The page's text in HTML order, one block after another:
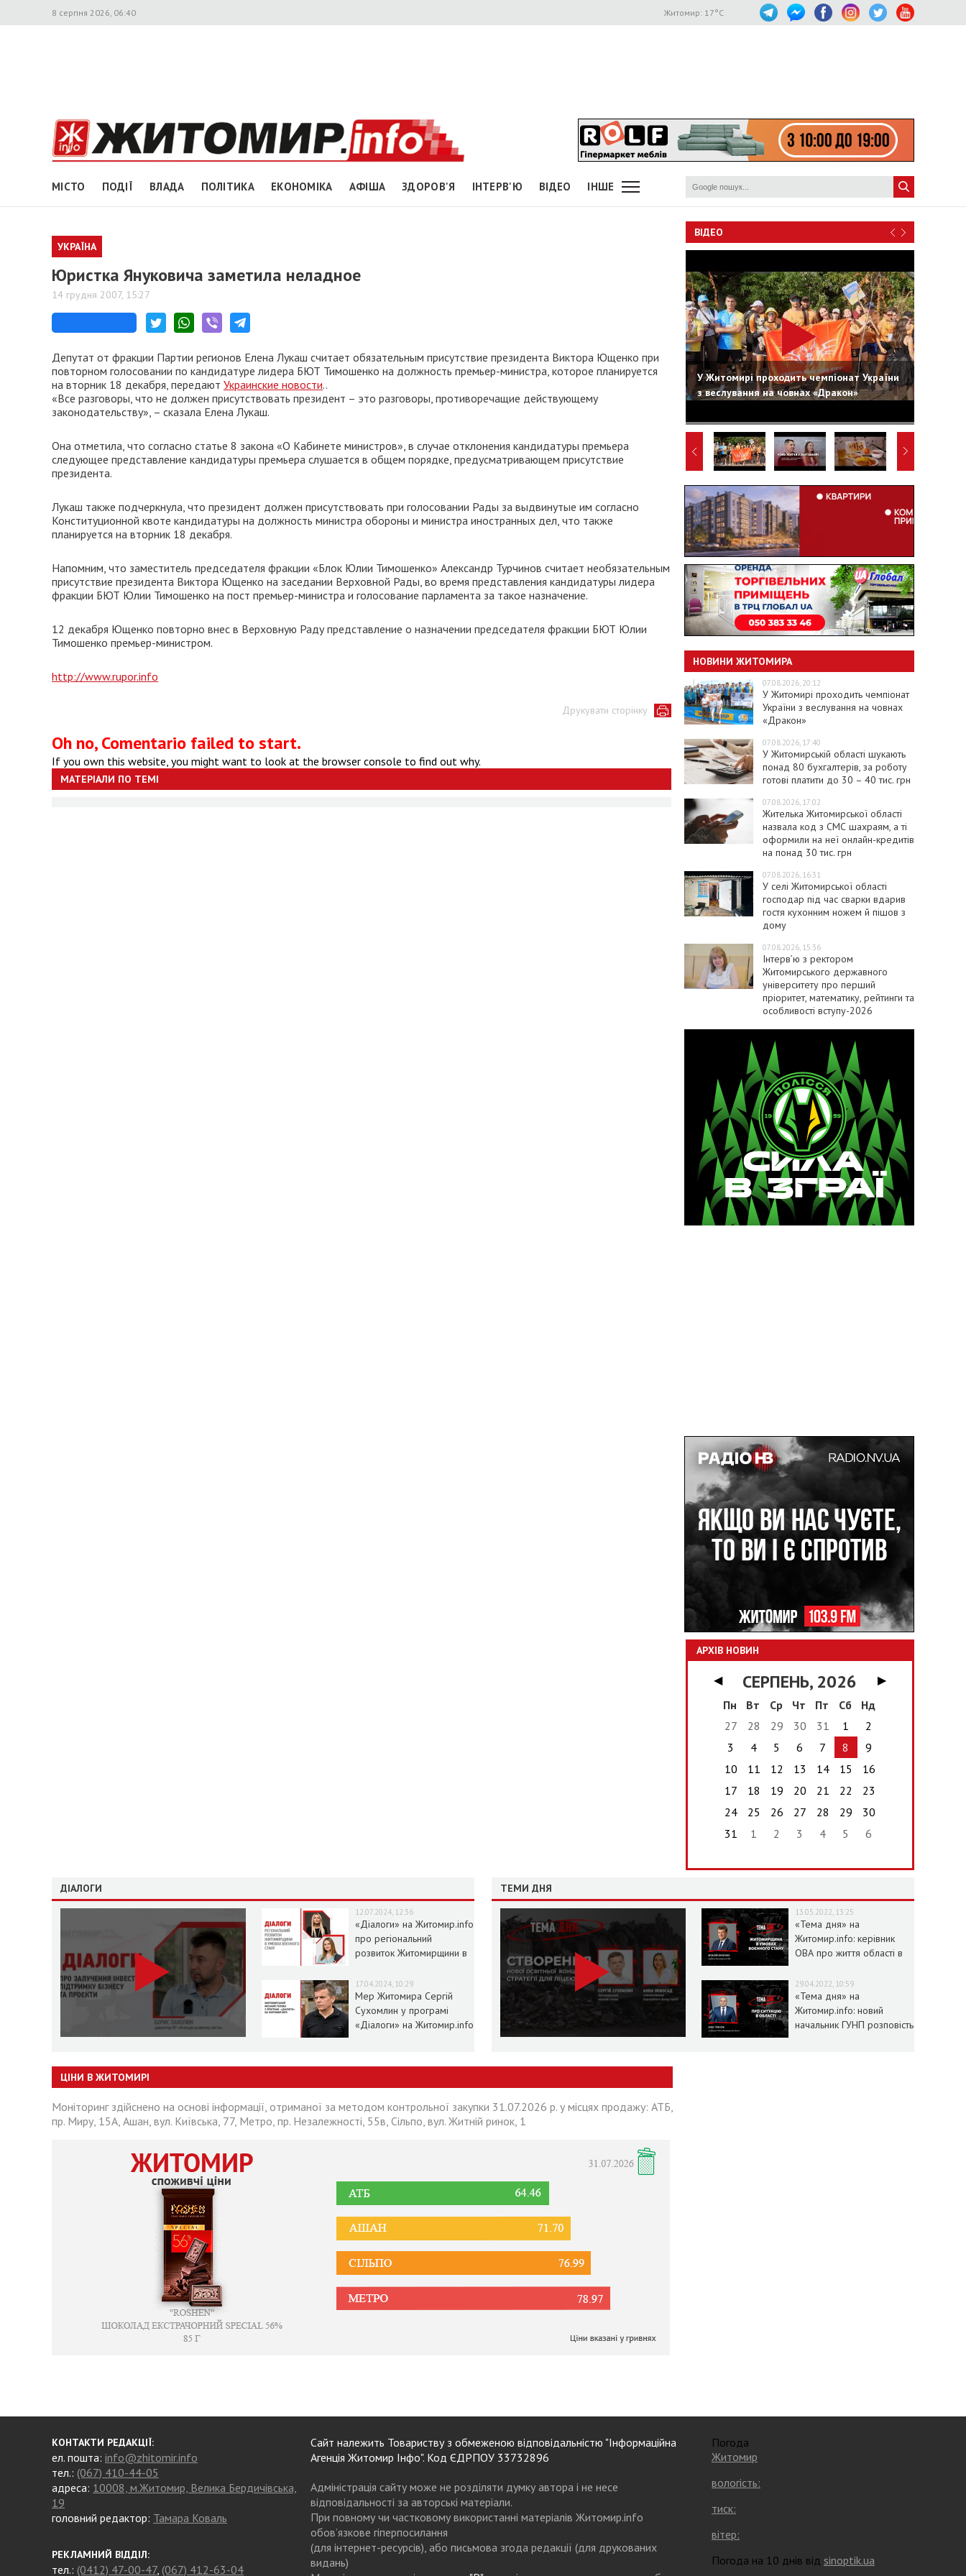
8 серпня 2026, 06:40 Житомир: 17°C
МІСТО ПОДІЇ ВЛАДА ПОЛІТИКА ЕКОНОМІКА АФІША ЗДОРОВ'Я ІНТЕРВ'Ю ВІДЕО ІНШЕ
УКРАЇНА
Юристка Януковича заметила неладное
14 грудня 2007, 15:27
Депутат от фракции Партии регионов Елена Лукаш считает обязательным присутствие президента Виктора Ющенко при
повторном голосовании по кандидатуре лидера БЮТ Тимошенко на должность премьер-министра, которое планируется
на вторник 18 декабря, передают Украинские новости..
«Все разговоры, что не должен присутствовать президент – это разговоры, противоречащие действующему
законодательству», – сказала Елена Лукаш.
Она отметила, что согласно статье 8 закона «О Кабинете министров», в случае отклонения кандидатуры премьера
следующее представление кандидатуры премьера слушается в общем порядке, предусматривающем присутствие
президента.
Лукаш также подчеркнула, что президент должен присутствовать при голосовании Рады за выдвинутые им согласно
Конституционной квоте кандидатуры на должность министра обороны и министра иностранных дел, что также
планируется на вторник 18 декабря.
Напомним, что заместитель председателя фракции «Блок Юлии Тимошенко» Александр Турчинов считает необязательным
присутствие президента Виктора Ющенко на заседании Верховной Рады, во время представления кандидатуры лидера
фракции БЮТ Юлии Тимошенко на пост премьер-министра и голосование парламента за такое назначение.
12 декабря Ющенко повторно внес в Верховную Раду представление о назначении председателя фракции БЮТ Юлии
Тимошенко премьер-министром.
http://www.rupor.info
Друкувати сторінку
Oh no, Comentario failed to start.
If you own this website, you might want to look at the browser console to find out why.
МАТЕРІАЛИ ПО ТЕМІ
ВІДЕО
У Житомирі проходить чемпіонат України
з веслування на човнах «Дракон»
НОВИНИ ЖИТОМИРА
07.08.2026, 20:12
У Житомирі проходить чемпіонат
України з веслування на човнах
«Дракон»
07.08.2026, 17:40
У Житомирській області шукають
понад 80 бухгалтерів, за роботу
готові платити до 30 – 40 тис. грн
07.08.2026, 17:02
Жителька Житомирської області
назвала код з СМС шахраям, а ті
оформили на неї онлайн-кредитів
на понад 30 тис. грн
07.08.2026, 16:31
У селі Житомирської області
господар під час сварки вдарив
гостя кухонним ножем й пішов з
дому
07.08.2026, 15:36
Інтерв’ю з ректором
Житомирського державного
університету про перший
пріоритет, математику, рейтинги та
особливості вступу-2026
АРХІВ НОВИН
◀ СЕРПЕНЬ, 2026
▶
Пн
Вт Ср Чт Пт Сб
Нд
27
28 29 30 31 1
2
3
4 5 6 7 8
9
10
11 12 13 14 15
16
17
18 19 20 21 22
23
24
25 26 27 28 29
30
31
1 2 3 4 5 6
ДІАЛОГИ
12.07.2024, 12:36
«Діалоги» на Житомир.info
про регіональний
розвиток Житомирщини в
17.04.2024, 10:29
Мер Житомира Сергій
Сухомлин у програмі
«Діалоги» на Житомир.info
ТЕМИ ДНЯ
13.05.2022, 13:25
«Тема дня» на
Житомир.info: керівник
ОВА про життя області в
29.04.2022, 10:59
«Тема дня» на
Житомир.info: новий
начальник ГУНП розповість
ЦІНИ В ЖИТОМИРІ
Моніторинг здійснено на основі інформації, отриманої за методом контрольної закупки 31.07.2026 р. у місцях продажу: АТБ,
пр. Миру, 15А, Ашан, вул. Київська, 77, Метро, пр. Незалежності, 55в, Сільпо, вул. Житній ринок, 1
КОНТАКТИ РЕДАКЦІЇ:
ел. пошта: info@zhitomir.info
тел.: (067) 410-44-05
адреса: 10008, м.Житомир, Велика Бердичівська,
19
головний редактор: Тамара Коваль
РЕКЛАМНИЙ ВІДДІЛ:
тел.: (0412) 47-00-47, (067) 412-63-04
Сайт належить Товариству з обмеженою відповідальністю "Інформаційна
Агенція Житомир Інфо". Код ЄДРПОУ 33732896
Адміністрація сайту може не розділяти думку автора і не несе
відповідальності за авторські матеріали.
При повному чи частковому використанні матеріалів Житомир.info
обов’язкове гіперпосилання
(для інтернет-ресурсів), або письмова згода редакції (для друкованих
видань)
Погода
Житомир
вологість:
тиск:
вітер:
Погода на 10 днів від sinoptik.ua